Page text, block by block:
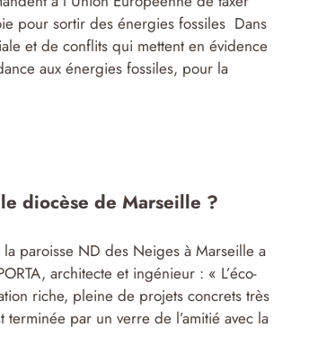
pour sortir des énergies fossiles Dans
et de conflits qui mettent en évidence
aux énergies fossiles, pour la
diocèse de Marseille ?
paroisse ND des Neiges à Marseille a
architecte et ingénieur : « L’éco-
riche, pleine de projets concrets très
terminée par un verre de l’amitié avec la